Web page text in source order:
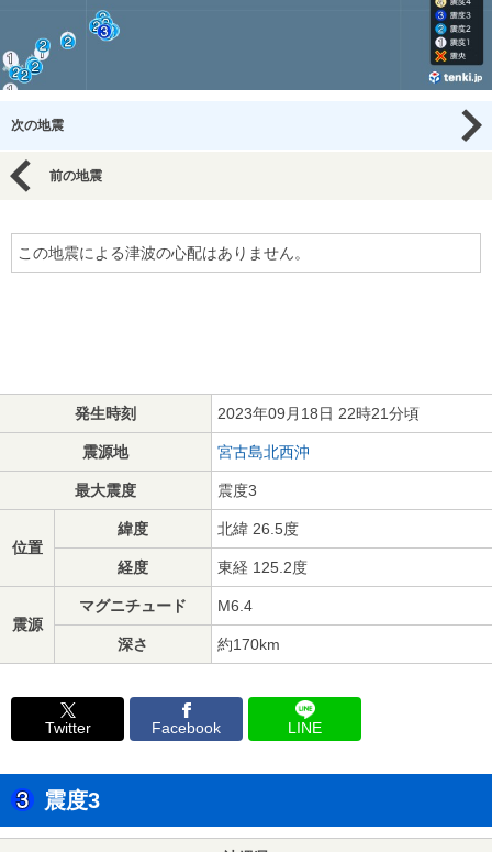
次の地震
前の地震
この地震による津波の心配はありません。
発生時刻 2023年09月18日 22時21分頃
震源地 宮古島北西沖
最大震度 震度3
位置
緯度 北緯 26.5度
経度 東経 125.2度
震源
マグニチュード M6.4
深さ 約170km
Twitter Facebook LINE
震度3